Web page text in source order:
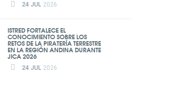
24 JUL 2026
ISTRED FORTALECE EL
CONOCIMIENTO SOBRE LOS
RETOS DE LA PIRATERÍA TERRESTRE
EN LA REGIÓN ANDINA DURANTE
JICA 2026
24 JUL 2026